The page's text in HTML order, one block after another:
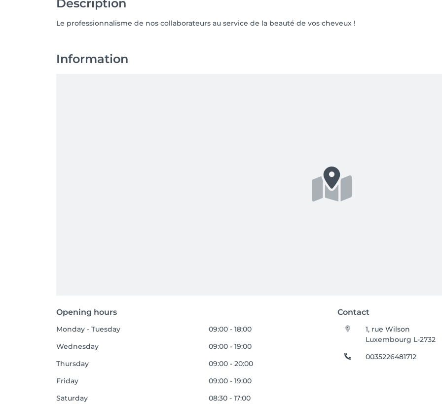
Description
Le professionnalisme de nos collaborateurs au service de la beauté de vos cheveux !
Information
Opening hours Contact
Monday - Tuesday
09:00 - 18:00
Wednesday
09:00 - 19:00
Thursday
09:00 - 20:00
Friday
09:00 - 19:00
Saturday
08:30 - 17:00
1, rue Wilson
Luxembourg L-2732
0035226481712